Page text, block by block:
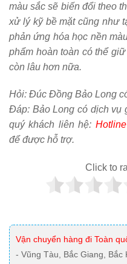
màu sắc sẽ biến đổi theo
xử lý kỹ bề mặt cũng như
phản ứng hóa học nền
phẩm hoàn toàn có thể
còn lâu hơn nữa.
Hỏi: Đúc Đồng Bảo Long
Đáp: Bảo Long có dịch vụ
quý khách liên hệ:
để được hỗ trợ.
Click to
Vận chuyển hàng đi Toàn
- Vũng Tàu, Bắc Giang, Bắc